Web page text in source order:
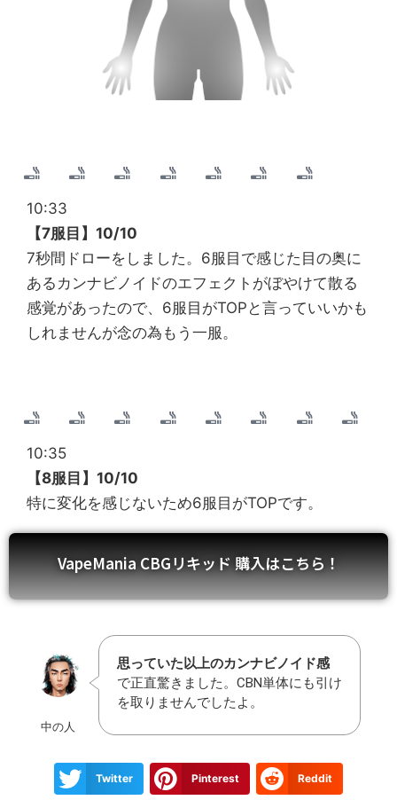
10:33
【7服目】10/10
7秒間ドローをしました。6服目で感じた目の奥に
あるカンナビノイドのエフェクトがぼやけて散る
感覚があったので、6服目がTOPと言っていいかも
しれませんが念の為もう一服。
10:35
【8服目】10/10
特に変化を感じないため6服目がTOPです。
VapeMania CBGリキッド 購入はこちら！
思っていた以上のカンナビノイド感
で正直驚きました。CBN単体にも引け
を取りませんでしたよ。
中の人
Twitter Pinterest Reddit